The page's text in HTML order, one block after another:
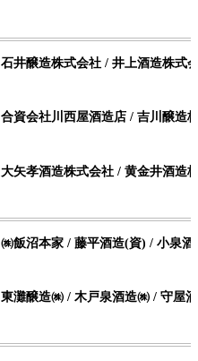
石井醸造株式会社 / 井上酒造株式
合資会社川西屋酒造店 / 吉川醸造
大矢孝酒造株式会社 / 黄金井酒造
㈱飯沼本家 / 藤平酒造(資) / 小泉
東灘醸造㈱ / 木戸泉酒造㈱ / 守屋